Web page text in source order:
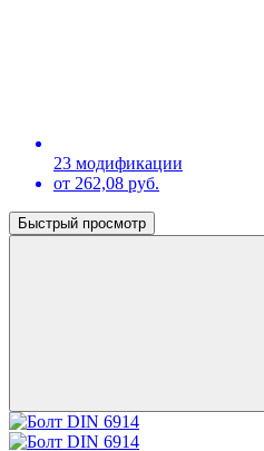
23 модификации
от 262,08 руб.
Быстрый просмотр